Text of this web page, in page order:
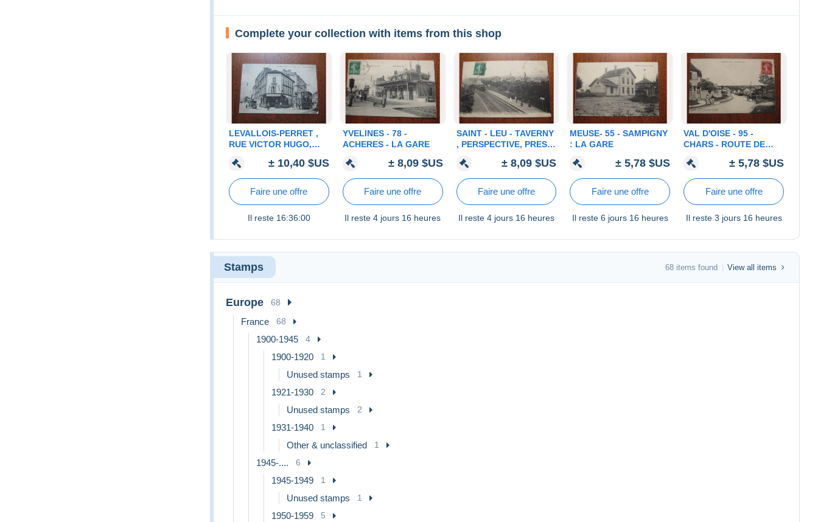
Complete your collection with items from this shop
LEVALLOIS-PERRET ,
RUE VICTOR HUGO,
± 10,40 $US
Faire une offre
Il reste 16:36:00
YVELINES - 78 -
ACHERES - LA GARE
± 8,09 $US
Faire une offre
Il reste4 jours 16 heures
SAINT - LEU - TAVERNY
, PERSPECTIVE, PRES
± 8,09 $US
Faire une offre
Il reste 4 jours 16 heures
MEUSE- 55 - SAMPIGNY
: LA GARE
± 5,78 $US
Faire une offre
Il reste 6 jours 16 heures
VAL D'OISE - 95 -
CHARS - ROUTE DE
± 5,78 $US
Faire une offre
Il reste 3 jours 16 heures
Stamps 68 items found View all items
Europe 68
France 68
1900-1945 4
1900-1920 1
Unused stamps 1
1921-1930 2
Unused stamps 2
1931-1940 1
Other & unclassified 1
1945-.... 6
1945-1949 1
Unused stamps 1
1950-1959 5